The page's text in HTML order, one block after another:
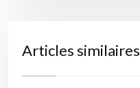
Articles similaires